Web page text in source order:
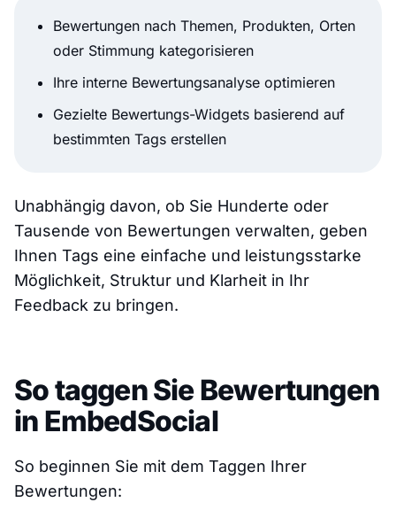
Bewertungen nach Themen, Produkten, Orten
oder Stimmung kategorisieren
Ihre interne Bewertungsanalyse optimieren
Gezielte Bewertungs-Widgets basierend auf
bestimmten Tags erstellen
Unabhängig davon, ob Sie Hunderte oder
Tausende von Bewertungen verwalten, geben
Ihnen Tags eine einfache und leistungsstarke
Möglichkeit, Struktur und Klarheit in Ihr
Feedback zu bringen.
So taggen Sie Bewertungen
in EmbedSocial
So beginnen Sie mit dem Taggen Ihrer
Bewertungen: